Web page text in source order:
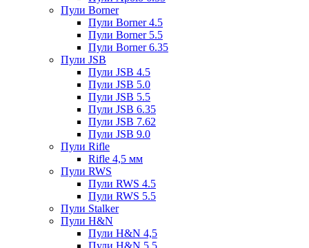
Пули Borner
Пули Borner 4.5
Пули Borner 5.5
Пули Borner 6.35
Пули JSB
Пули JSB 4.5
Пули JSB 5.0
Пули JSB 5.5
Пули JSB 6.35
Пули JSB 7.62
Пули JSB 9.0
Пули Rifle
Rifle 4,5 мм
Пули RWS
Пули RWS 4.5
Пули RWS 5.5
Пули Stalker
Пули H&N
Пули H&N 4,5
Пули H&N 5,5